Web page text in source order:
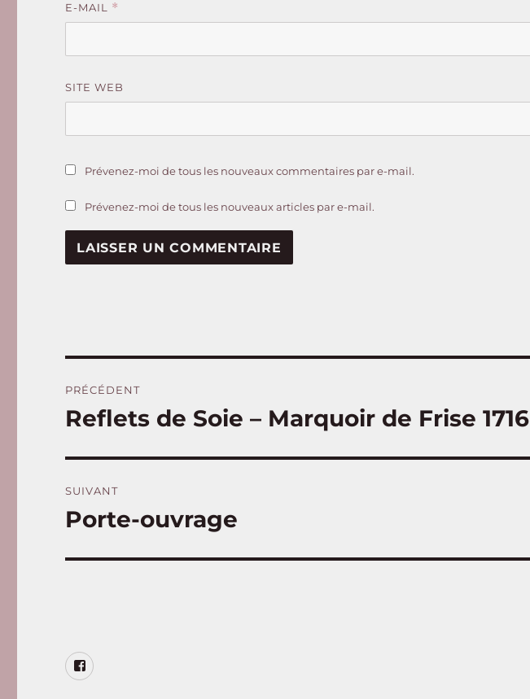
E-MAIL *
SITE WEB
Prévenez-moi de tous les nouveaux commentaires par e-mail.
Prévenez-moi de tous les nouveaux articles par e-mail.
de
PRÉCÉDENT
Publication
Reflets de Soie – Marquoir de Frise 1716
SUIVANT
Publication
Porte-ouvrage
Page